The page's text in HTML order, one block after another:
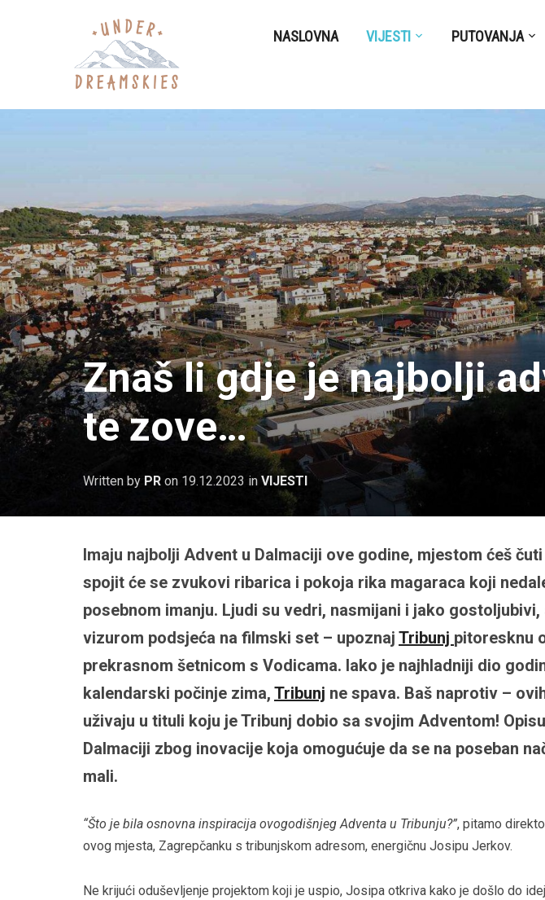
NASLOVNA VIJESTI PUTOVANJA
Znaš li gdje je najbolji
te zove…
Written by PR on 19.12.2023 in VIJESTI
Imaju najbolji Advent u Dalmaciji ove godine, mjestom ćeš
spojit će se zvukovi ribarica i pokoja rika magaraca koji
posebnom imanju. Ljudi su vedri, nasmijani i jako
vizurom podsjeća na filmski set – upoznaj Tribunj pitoresknu
prekrasnom šetnicom s Vodicama. Iako je najhladniji dio
kalendarski počinje zima, Tribunj ne spava. Baš naprotiv –
uživaju u tituli koju je Tribunj dobio sa svojim Adventom!
Dalmaciji zbog inovacije koja omogućuje da se na poseban
mali.
“Što je bila osnovna inspiracija ovogodišnjeg Adventa u Tribunju?”, pitamo
ovog mjesta, Zagrepčanku s tribunjskom adresom, energičnu Josipu Jerkov.
Ne krijući oduševljenje projektom koji je uspio, Josipa otkriva kako je došlo do